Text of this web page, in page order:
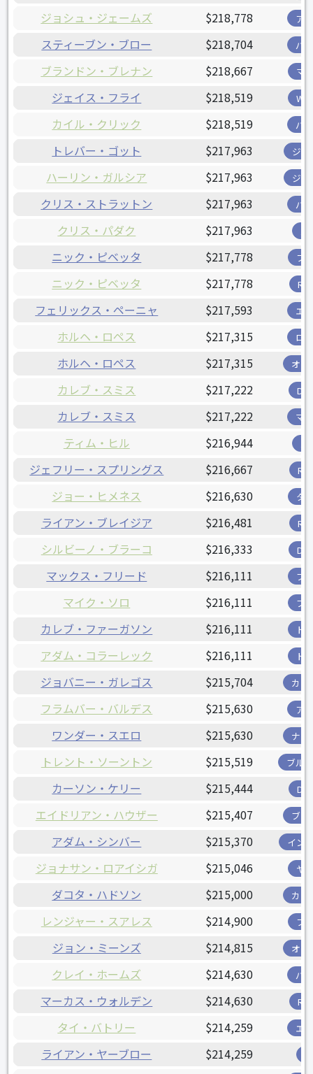
ジョシュ・ジェームズ $218,778 ア
スティーブン・ブロー $218,704 パ
ブランドン・ブレナン $218,667 マ
ジェイス・フライ $218,519 W
カイル・クリック $218,519 パ
トレバー・ゴット $217,963 ジャ
ハーリン・ガルシア $217,963 ジャ
クリス・ストラットン $217,963 パ
クリス・パダク $217,963
ニック・ピベッタ $217,778 フ
ニック・ピベッタ $217,778 R
フェリックス・ペーニャ $217,593 エ
ホルヘ・ロペス $217,315 ロ
ホルヘ・ロペス $217,315 オリ
カレブ・スミス $217,222 D
カレブ・スミス $217,222 マ
ティム・ヒル $216,944
ジェフリー・スプリングス $216,667 R
ジョー・ヒメネス $216,630 タ
ライアン・ブレイジア $216,481 R
シルビーノ・ブラーコ $216,333 D
マックス・フリード $216,111 ブ
マイク・ソロ $216,111 ブ
カレブ・ファーガソン $216,111 ド
アダム・コラーレック $216,111 ド
ジョバニー・ガレゴス $215,704 カー
フラムバー・バルデス $215,630 ア
ワンダー・スエロ $215,630 ナシ
トレント・ソーントン $215,519 ブル
カーソン・ケリー $215,444 D
エイドリアン・ハウザー $215,407 ブリ
アダム・シンバー $215,370 イン
ジョナサン・ロアイシガ $215,046 ヤ
ダコタ・ハドソン $215,000 カー
レンジャー・スアレス $214,900 フ
ジョン・ミーンズ $214,815 オリ
クレイ・ホームズ $214,630 パ
マーカス・ウォルデン $214,630 R
タイ・バトリー $214,259 エ
ライアン・ヤーブロー $214,259